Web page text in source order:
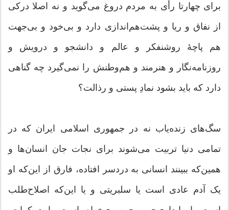
برای چهارتا رأی به مردم دروغ می‌گوید و نه اصلا درکی
از نفاق و ریا و پشت‌هم‌اندازی دارد و بی‌خود و بی‌جهت
هم پاچۀ روشنفکر و عالم و دانشجو و درویش و
روزنامه‌نگار و هنرمند و هم‌وطنش را نمی‌گیرد چه گناهی
دارد که باید بشود نمادِ پستی و رذالت؟
سگ‌های زنده‌یاب نه در جمهوری اسلامی ایران که در
تمامی دنیا تربیت می‌شوند برای نجات جان انسان‌ها و
همین‌که ببینند انسانی به دردسر افتاده، فارق از این‌که او
یک آدم عادی است یا سلبریتی و یا این‌که اصلاح‌طلب